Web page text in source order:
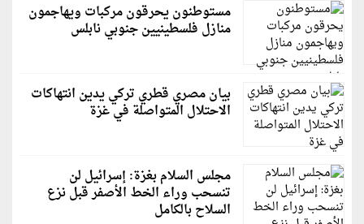
مستوطنون يحرقون مركبات ويهاجمون
منازل فلسطينيين جنوبي نابلس
بيان مصري قطري تركي يدين انتهاكات
الاحتلال المتواصلة في غزة
مجلس السلام بغزة: إسرائيل لن
تنسحب وراء الخط الأصفر قبل نزع
السلاح بالكامل